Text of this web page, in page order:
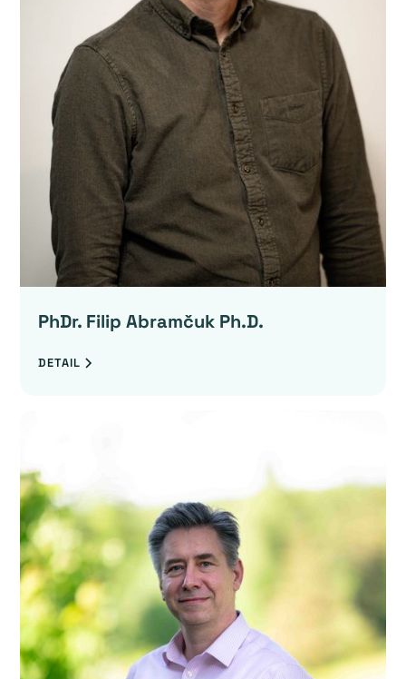
PhDr. Filip Abramčuk Ph.D.
DETAIL